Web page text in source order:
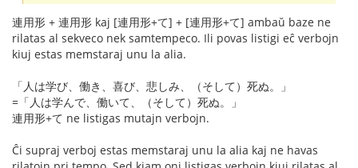
連用形 + 連用形 kaj [連用形+て] + [連用形+て] ambaŭ baze ne
rilatas al sekveco nek samtempeco. Ili povas listigi eĉ verbojn
kiuj estas memstaraj unu la alia.
「人は学び、働き、喜び、悲しみ、（そして）死ぬ。」
=「人は学んで、働いて、（そして）死ぬ。」
連用形+て ne listigas mutajn verbojn.
Ĉi supraj verboj estas memstaraj unu la alia kaj ne havas